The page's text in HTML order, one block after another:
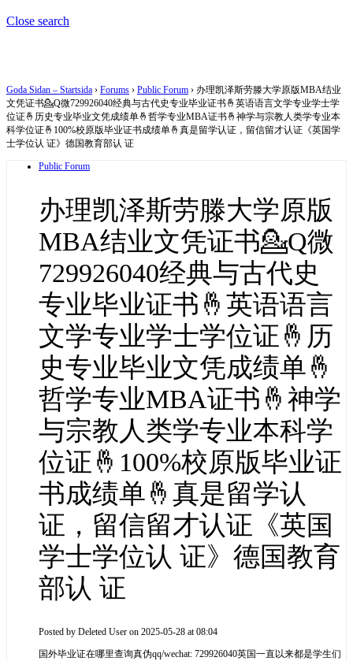
Close search
Goda Sidan – Startsida › Forums › Public Forum › 办理凯泽斯劳滕大学原版MBA结业
文凭证书💁Q微729926040经典与古代史专业毕业证书🤞英语语言文学专业学士学
位证🤞历史专业毕业文凭成绩单🤞哲学专业MBA证书🤞神学与宗教人类学专业本
科学位证🤞100%校原版毕业证书成绩单🤞真是留学认证，留信留才认证《英国学
士学位认 证》德国教育部认 证
Public Forum
办理凯泽斯劳滕大学原版
MBA结业文凭证书💁Q微
729926040经典与古代史
专业毕业证书🤞英语语言
文学专业学士学位证🤞历
史专业毕业文凭成绩单🤞
哲学专业MBA证书🤞神学
与宗教人类学专业本科学
位证🤞100%校原版毕业证
书成绩单🤞真是留学认
证，留信留才认证《英国
学士学位认 证》德国教育
部认 证
Posted by Deleted User on 2025-05-28 at 08:04
国外毕业证在哪里查询真伪qq/wechat: 729926040英国一直以来都是学生们